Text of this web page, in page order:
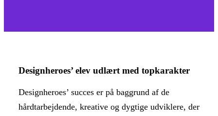
Designheroes’ elev udlært med topkarakter
Designheroes’ succes er på baggrund af de
hårdtarbejdende, kreative og dygtige udviklere, der